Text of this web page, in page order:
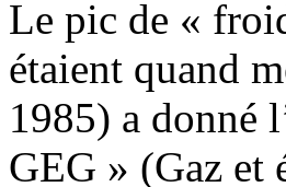
Le pic de «
étaient quand
1985) a donné
GEG » (Gaz et